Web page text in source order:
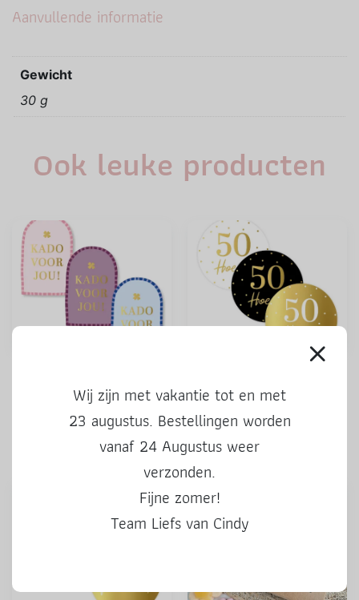
Aanvullende informatie
Gewicht
30 g
Ook leuke producten
kleur | 3 stuks
0,50
Wij zijn met vakantie tot en met
23 augustus. Bestellingen worden
vanaf 24 Augustus weer
verzonden.
Fijne zomer!
Team Liefs van Cindy